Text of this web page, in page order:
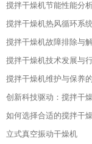
搅拌干燥机节能性能分
立式真空振动干燥机